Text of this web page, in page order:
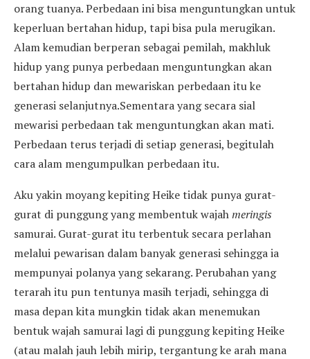
orang tuanya. Perbedaan ini bisa menguntungkan untuk
keperluan bertahan hidup, tapi bisa pula merugikan.
Alam kemudian berperan sebagai pemilah, makhluk
hidup yang punya perbedaan menguntungkan akan
bertahan hidup dan mewariskan perbedaan itu ke
generasi selanjutnya.Sementara yang secara sial
mewarisi perbedaan tak menguntungkan akan mati.
Perbedaan terus terjadi di setiap generasi, begitulah
cara alam mengumpulkan perbedaan itu.
Aku yakin moyang kepiting Heike tidak punya gurat-
gurat di punggung yang membentuk wajahmeringis
samurai. Gurat-gurat itu terbentuk secara perlahan
melalui pewarisan dalam banyak generasi sehingga ia
mempunyai polanya yang sekarang. Perubahan yang
terarah itu pun tentunya masih terjadi, sehingga di
masa depan kita mungkin tidak akan menemukan
bentuk wajah samurai lagi di punggung kepiting Heike
(atau malah jauh lebih mirip, tergantung ke arah mana